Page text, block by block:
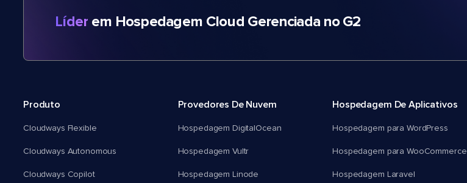
Líder em Hospedagem Cloud Gerenciada no G2
Produto
Cloudways Flexible
Cloudways Autonomous
Cloudways Copilot
Provedores De Nuvem
Hospedagem DigitalOcean
Hospedagem Vultr
Hospedagem Linode
Hospedagem De Aplicativos
Hospedagem para WordPress
Hospedagem para WooCommerce
Hospedagem Laravel